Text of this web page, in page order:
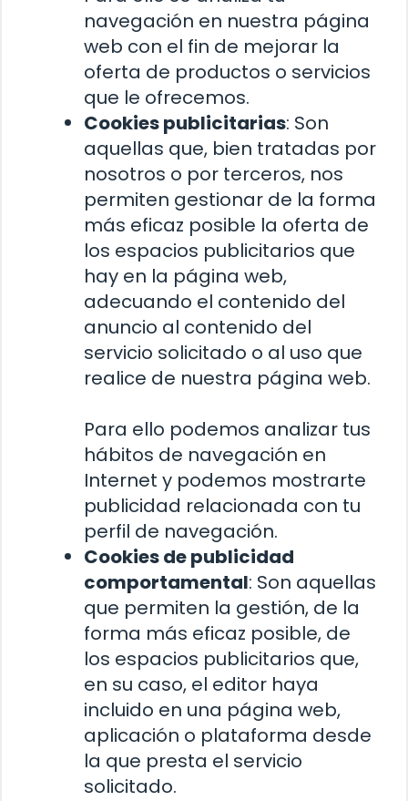
navegación en nuestra página
web con el fin de mejorar la
oferta de productos o servicios
que le ofrecemos.
Cookies publicitarias: Son
aquellas que, bien tratadas por
nosotros o por terceros, nos
permiten gestionar de la forma
más eficaz posible la oferta de
los espacios publicitarios que
hay en la página web,
adecuando el contenido del
anuncio al contenido del
servicio solicitado o al uso que
realice de nuestra página web.
Para ello podemos analizar tus
hábitos de navegación en
Internet y podemos mostrarte
publicidad relacionada con tu
perfil de navegación.
Cookies de publicidad
comportamental: Son aquellas
que permiten la gestión, de la
forma más eficaz posible, de
los espacios publicitarios que,
en su caso, el editor haya
incluido en una página web,
aplicación o plataforma desde
la que presta el servicio
solicitado.